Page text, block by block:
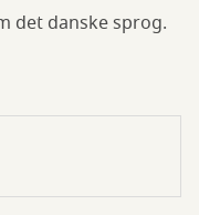
det danske sprog.